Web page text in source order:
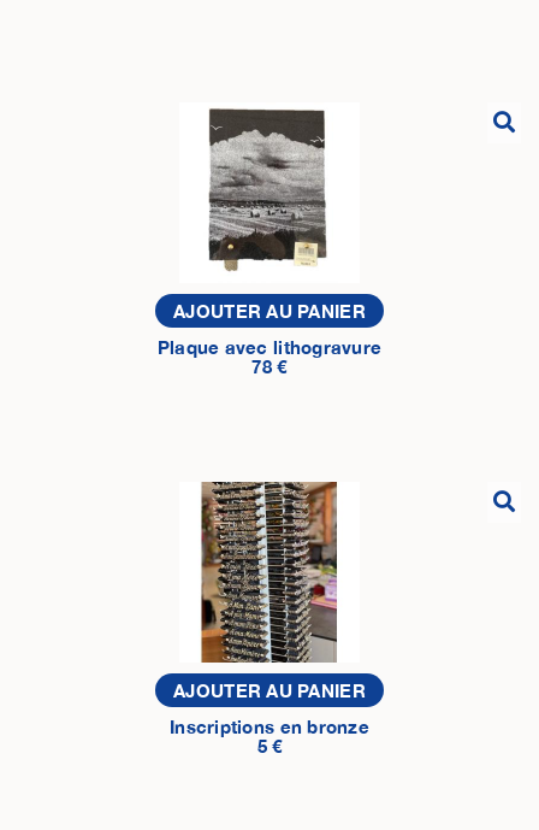
AJOUTER AU PANIER
Plaque avec lithogravure
78 €
AJOUTER AU PANIER
Inscriptions en bronze
5 €